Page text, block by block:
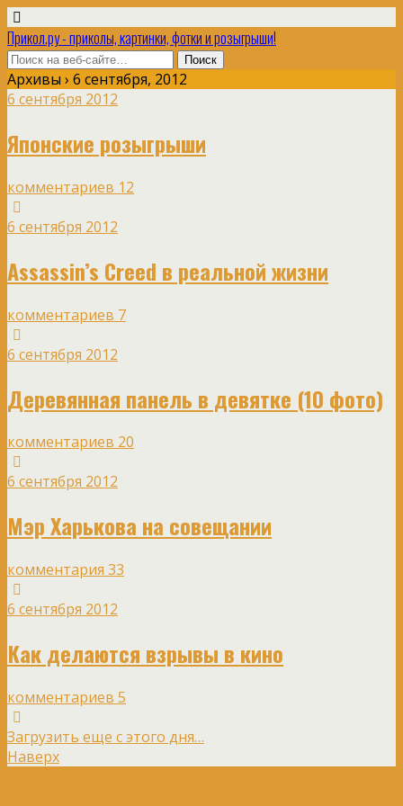
Прикол.ру - приколы, картинки, фотки и розыгрыши!
Архивы › 6 сентября, 2012
6 сентября 2012
Японские розыгрыши
комментариев 12
6 сентября 2012
Assassin’s Creed в реальной жизни
комментариев 7
6 сентября 2012
Деревянная панель в девятке (10 фото)
комментариев 20
6 сентября 2012
Мэр Харькова на совещании
комментария 33
6 сентября 2012
Как делаются взрывы в кино
комментариев 5
Загрузить еще с этого дня…
Наверх